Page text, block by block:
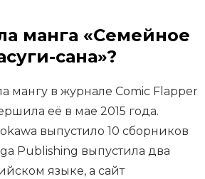
манга «Семейное
сана»?
мангу в журнале Comic Flapper
её в мае 2015 года.
выпустило 10 сборников
Publishing выпустила два
языке, а сайт